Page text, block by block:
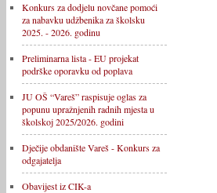
Konkurs za dodjelu novčane pomoći
za nabavku udžbenika za školsku
2025. - 2026. godinu
Preliminarna lista - EU projekat
podrške oporavku od poplava
JU OŠ “Vareš” raspisuje oglas za
popunu upražnjenih radnih mjesta u
školskoj 2025/2026. godini
Dječije obdanište Vareš - Konkurs za
odgajatelja
Obavijest iz CIK-a